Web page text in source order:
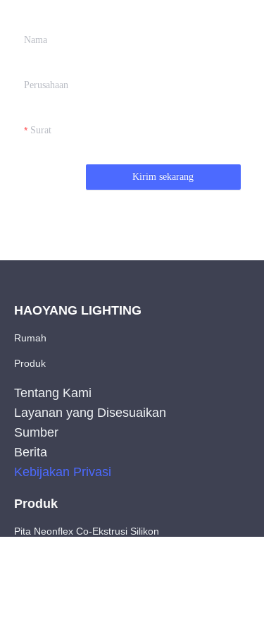
Nama
Perusahaan
Surat
Kirim sekarang
HAOYANG LIGHTING
Rumah
Produk
Tentang Kami
Layanan yang Disesuaikan
Sumber
Berita
Kebijakan Privasi
Produk
Pita Neonflex Co-Ekstrusi Silikon
ID